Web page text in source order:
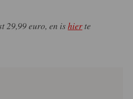
29,99 euro, en ishier te